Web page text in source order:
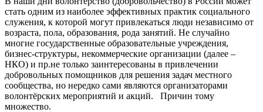
стать одним из наиболее эффективных практик социального
служения, к которой могут привлекаться люди независимо от
возраста, пола, образования, рода занятий. Не случайно
многие государственные образовательные учреждения,
бизнес-структуры, некоммерческие организации (далее –
НКО) и пр.не только заинтересованы в привлечении
добровольных помощников для решения задач местного
сообщества, но нередко сами являются организаторами
волонтёрских мероприятий и акций. Причин тому
множество.